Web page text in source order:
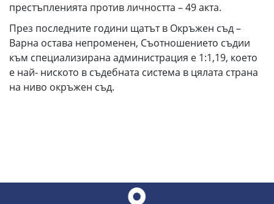
престъпленията против личността – 49 акта.
През последните години щатът в Окръжен съд –
Варна остава непроменен, Съотношението съдии
към специализирана администрация е 1:1,19, което
е най- ниското в съдебната система в цялата страна
на ниво окръжен съд.